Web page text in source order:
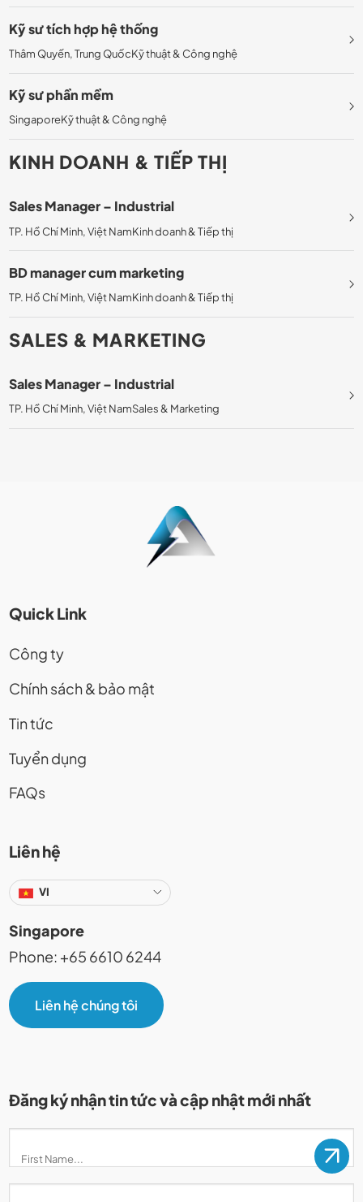
Kỹ sư tích hợp hệ thống
Thâm Quyến, Trung QuốcKỹ thuật & Công nghệ
Kỹ sư phần mềm
SingaporeKỹ thuật & Công nghệ
KINH DOANH & TIẾP THỊ
Sales Manager – Industrial
TP. Hồ Chí Minh, Việt NamKinh doanh & Tiếp thị
BD manager cum marketing
TP. Hồ Chí Minh, Việt NamKinh doanh & Tiếp thị
SALES & MARKETING
Sales Manager – Industrial
TP. Hồ Chí Minh, Việt NamSales & Marketing
Quick Link
Công ty
Chính sách & bảo mật
Tin tức
Tuyển dụng
FAQs
Liên hệ
VI
Singapore
Phone: +65 6610 6244
Liên hệ chúng tôi
Đăng ký nhận tin tức và cập nhật mới nhất